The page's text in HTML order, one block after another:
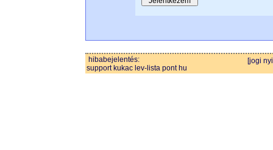
hibabejelentés:
support kukac lev-lista pont hu
[jogi